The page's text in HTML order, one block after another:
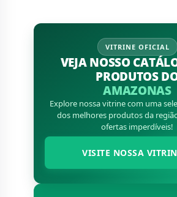
VITRINE OFICIAL
VEJA NOSSO
PRODUTOS
AMAZONAS
Explore nossa vitrine com uma
dos melhores produtos da
ofertas imperdíveis!
VISITE NOSSA